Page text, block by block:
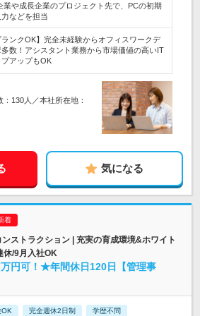
業や成長企業のプロジェクト先で、PCの初期
などを担当
ランクOK】完全未経験からオフィスワークデ
多数！アシスタント業務から市場価値の高いIT
プアップもOK
130人／本社所在地：
気になる
ストラクション | 充実の育成環境&ホワイト
休/9月入社OK
円可！★年間休日120日【管理事
OK 完全週休2日制 学歴不問